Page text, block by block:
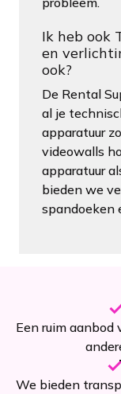
Ik heb ook
en
ook?
De Rental
al je
apparatuur
videowalls
apparatuur
bieden we
spandoeken
Een ruim aanbod
We bieden